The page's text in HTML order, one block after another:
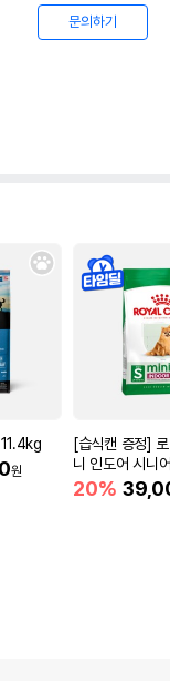
문의하기
원
[습식캔 증정]
니 인도어 시니
움
20%